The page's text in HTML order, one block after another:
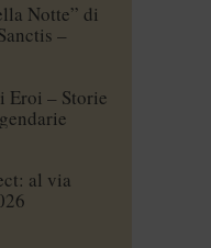
Notte” di
–
Eroi – Storie
al via